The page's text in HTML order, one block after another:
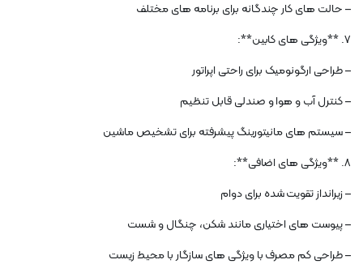
– حالت های کار چندگانه برای برنامه های مختلف
7. **ویژگی های کابین**:
– طراحی ارگونومیک برای راحتی اپراتور
– کنترل آب و هوا و صندلی قابل تنظیم
– سیستم های مانیتورینگ پیشرفته برای تشخیص ماشین
8. **ویژگی های اضافی**:
– زیرانداز تقویت شده برای دوام
– پیوست های اختیاری مانند شکن، چنگال و شست
– طراحی کم مصرف با ویژگی های سازگار با محیط زیست